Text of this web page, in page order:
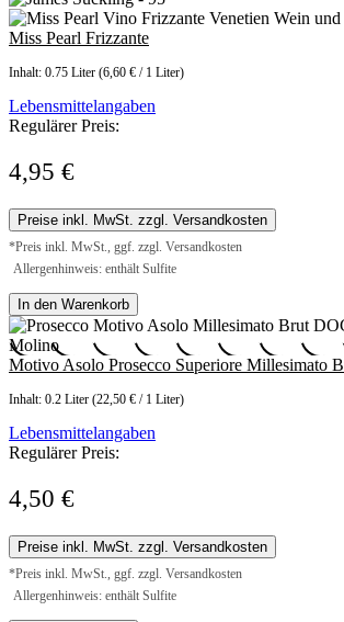
Miss Pearl Frizzante
Inhalt: 0.75 Liter (6,60 € / 1 Liter)
Lebensmittelangaben
Regulärer Preis:
4,95 €
Preise inkl. MwSt. zzgl. Versandkosten
*Preis inkl. MwSt., ggf. zzgl. Versandkosten
Allergenhinweis: enthält Sulfite
In den Warenkorb
Motivo Asolo Prosecco Superiore Millesimato
Inhalt: 0.2 Liter (22,50 € / 1 Liter)
Lebensmittelangaben
Regulärer Preis:
4,50 €
Preise inkl. MwSt. zzgl. Versandkosten
*Preis inkl. MwSt., ggf. zzgl. Versandkosten
Allergenhinweis: enthält Sulfite